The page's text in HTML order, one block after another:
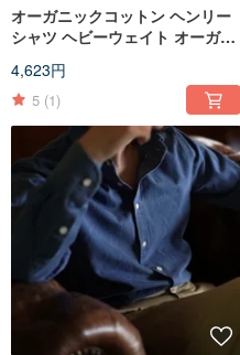
オーガニックコットン ヘンリー
シャツ ヘビーウェイト オーガニ
ニセックス
4,623円
5 (1)